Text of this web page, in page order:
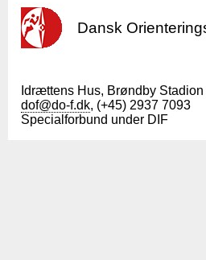
Dansk
Idrættens Hus, Brøndby
dof@do-f.dk, (+45) 2937 7093
Specialforbund under DIF